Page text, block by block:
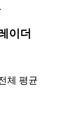
이더
체 평균